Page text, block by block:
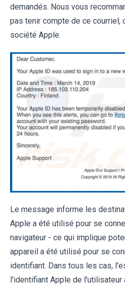
demandés. Nous vous
pas tenir compte de ce courriel,
société Apple.
Le message informe les
Apple a été utilisé pour se
navigateur - ce qui implique
appareil a été utilisé pour se
identifiant. Dans tous les cas,
l'identifiant Apple de l'utilisateur